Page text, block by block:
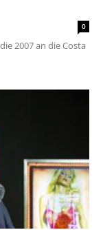
0
2007 an die Costa